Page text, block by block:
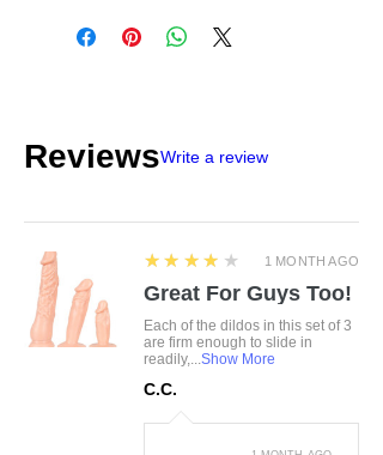
DE-24933 Flensburg
ReviewsWrite a review
1 MONTH AGO
4
★★★★★
Great For Guys Too!
Each of the dildos in this set of 3
are firm enough to slide in
readily,...Show More
C.C.